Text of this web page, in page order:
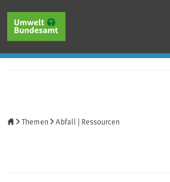
Themen Abfall | Ressourcen